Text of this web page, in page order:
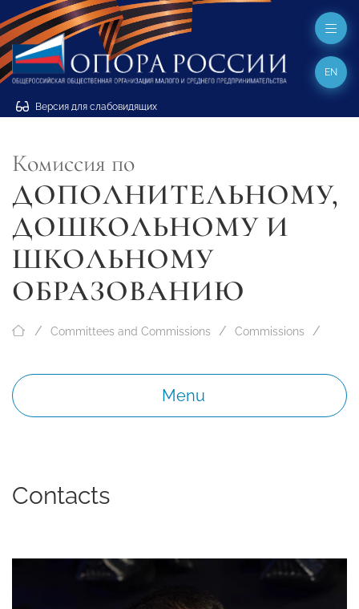
Версия для слабовидящих
EN
Комиссия по
ДОПОЛНИТЕЛЬНОМУ,
ДОШКОЛЬНОМУ И
ШКОЛЬНОМУ
ОБРАЗОВАНИЮ
Committees and Commissions Commissions
Menu
Contacts